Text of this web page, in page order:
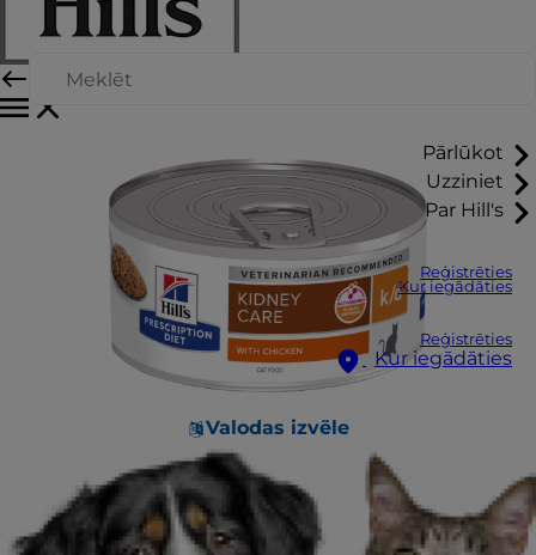
Pārlūkot
Uzziniet
Par Hill's
Reģistrēties
Kur iegādāties
Reģistrēties
Kur iegādāties
Valodas izvēle